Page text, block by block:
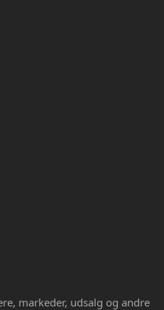
markeder, udsalg og andre